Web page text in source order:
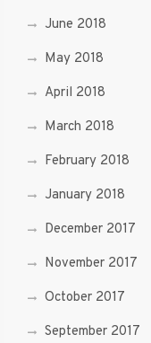
June 2018
May 2018
April 2018
March 2018
February 2018
January 2018
December 2017
November 2017
October 2017
September 2017